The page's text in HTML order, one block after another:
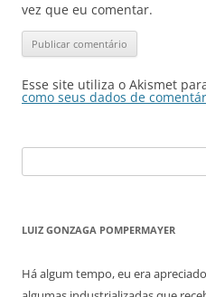
vez que eu comentar.
Esse site utiliza o Akismet
como seus dados de
por:
LUIZ GONZAGA POMPERMAYER
Há algum tempo, eu era